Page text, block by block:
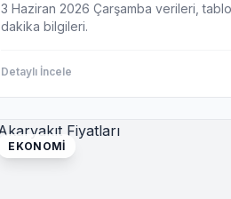
3 Haziran 2026 Çarşamba verileri,
dakika bilgileri.
Detaylı İncele
EKONOMI